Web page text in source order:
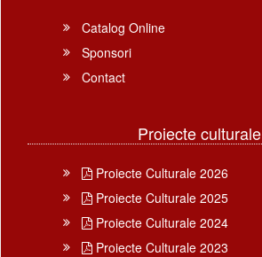
Catalog Online
Sponsori
Contact
Proiecte culturale
Proiecte Culturale 2026
Proiecte Culturale 2025
Proiecte Culturale 2024
Proiecte Culturale 2023